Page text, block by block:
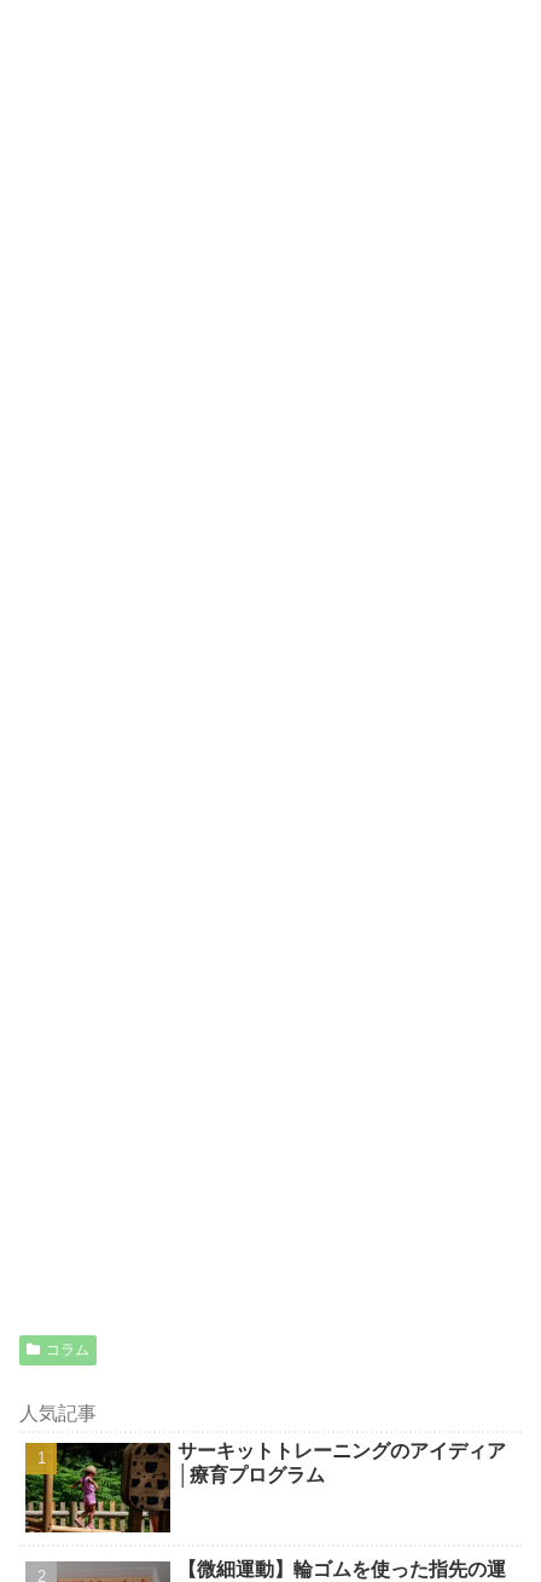
コラム
人気記事
サーキットトレーニングのアイディア
│療育プログラム
【微細運動】輪ゴムを使った指先の運